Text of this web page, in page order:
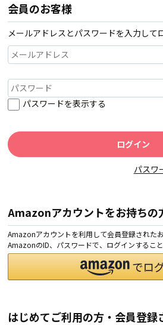
会員のお客様
メールアドレスとパスワードを入力して
パスワードを表示する
パスワ
Amazonアカウントをお持ちの
Amazonアカウントを利用して会員登録されたお
AmazonのID、パスワードで、ログインすること
はじめてご利用の方・会員登録